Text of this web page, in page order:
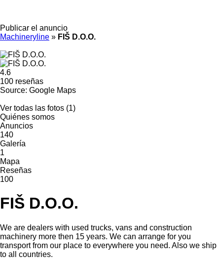
Publicar el anuncio
Machineryline » FIŠ D.O.O.
4.6
100 reseñas
Source: Google Maps
Ver todas las fotos (1)
Quiénes somos
Anuncios
140
Galería
1
Mapa
Reseñas
100
FIŠ D.O.O.
We are dealers with used trucks, vans and construction
machinery more then 15 years. We can arrange for you
transport from our place to everywhere you need. Also we ship
to all countries.